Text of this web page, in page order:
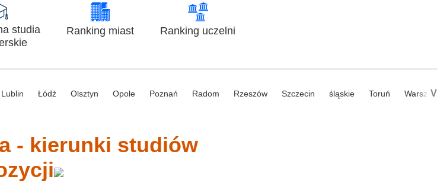
studia
Ranking miast Ranking uczelni
Lublin Łódź Olsztyn Opole Poznań Radom Rzeszów Szczecin śląskie Toruń V
- kierunki studiów